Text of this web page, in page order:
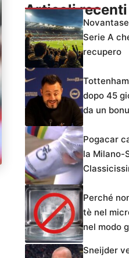
Articoli recenti
Serie A
recupero
dopo 45
da un
Pogacar
la Milano-
Perché
tè nel
nel modo
Sneijder